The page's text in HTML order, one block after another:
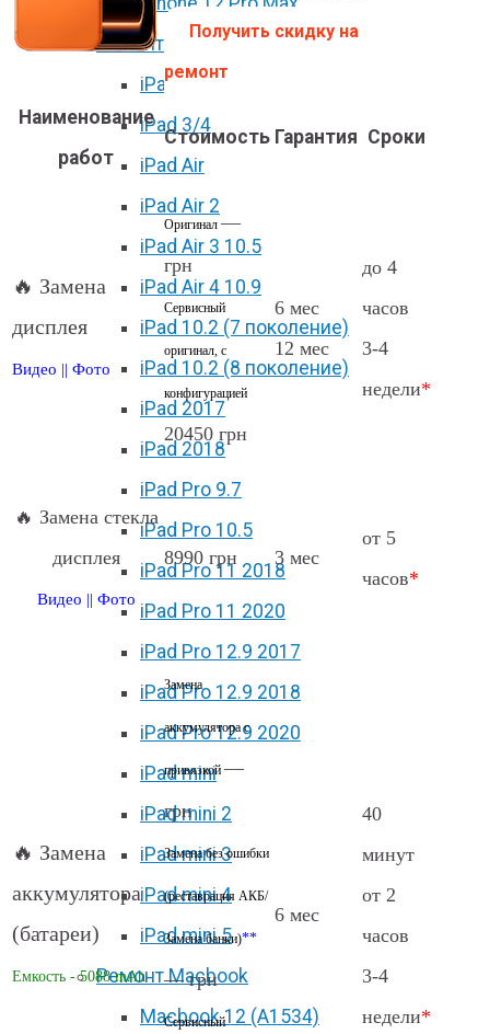
Ремонт iPad
iPad 2
iPad 3/4
iPad Air
iPad Air 2
iPad Air 3 10.5
iPad Air 4 10.9
iPad 10.2 (7 поколение)
iPad 10.2 (8 поколение)
iPad 2017
iPad 2018
iPad Pro 9.7
iPad Pro 10.5
iPad Pro 11 2018
iPad Pro 11 2020
iPad Pro 12.9 2017
iPad Pro 12.9 2018
iPad Pro 12.9 2020
iPad mini
iPad mini 2
iPad mini 3
iPad mini 4
iPad mini 5
Ремонт Macbook
Macbook 12 (А1534)
Получить скидку на
ремонт
Наименование
работ
Стоимость Гарантия Сроки
🔥 Замена
дисплея
Видео || Фото
Оригинал —
грн
Сервисный
оригинал, с
конфигурацией
20450 грн
6 мес
12 мес
до 4
часов
3-4
недели*
🔥 Замена стекла
дисплея
Видео || Фото
8990 грн 3 мес
от 5
часов*
🔥 Замена
аккумулятора
(батареи)
Емкость - 5088 mAh
Замена
аккумулятора с
привязкой —
грн
Замена без ошибки
(реставрация АКБ/
Замена банки)**
— грн
Сервисный
6 мес
40
минут
от 2
часов
3-4
недели*